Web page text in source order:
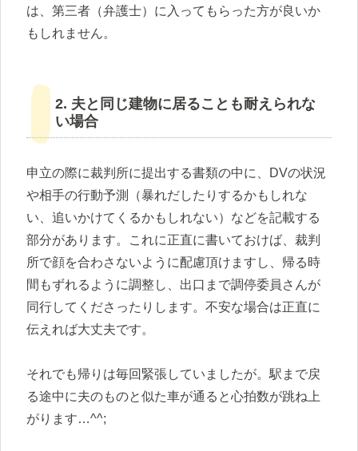
は、第三者（弁護士）に入ってもらった方が良いか
もしれません。
2. 夫と同じ建物に居ることも耐えられな
い場合
申立の際に裁判所に提出する書類の中に、DVの状況
や相手の行動予測（暴れだしたりするかもしれな
い、追いかけてくるかもしれない）などを記載する
部分があります。これに正直に書いておけば、裁判
所で顔を合わさないように配慮頂けますし、帰る時
間もずれるように調整し、出口まで調停委員さんが
同行してくださったりします。不安な場合は正直に
伝えれば大丈夫です。
それでも帰りは毎回緊張していましたが。駅まで戻
る途中に夫のものと似た車が通ると心拍数が跳ね上
がります…^^;